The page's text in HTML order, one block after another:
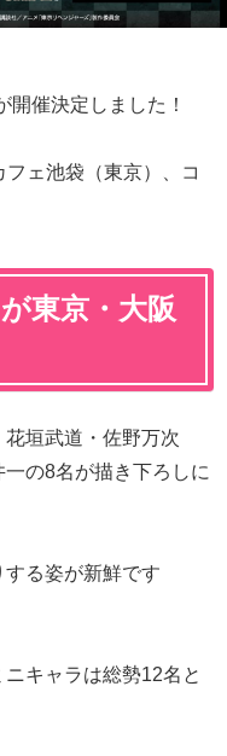
開催決定しました！
ェ池袋（東京）、コ
東京・大阪
花垣武道・佐野万次
の8名が描き下ろしに
る姿が新鮮です
キャラは総勢12名と